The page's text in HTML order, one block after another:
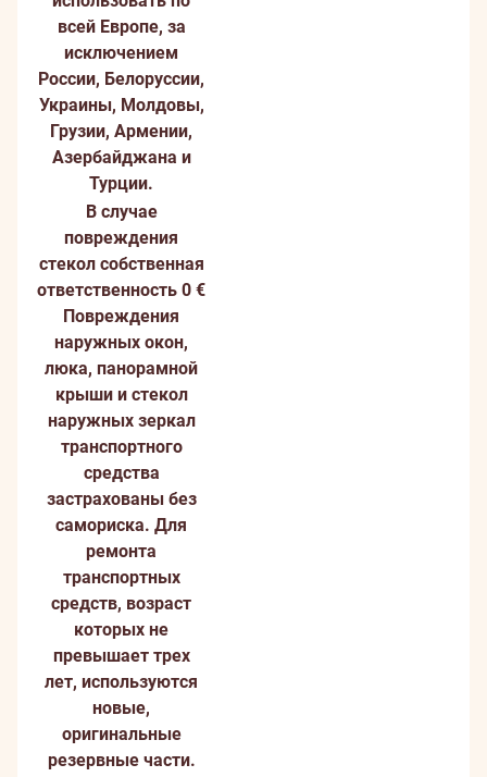
всей Европе, за
исключением
России, Белоруссии,
Украины, Молдовы,
Грузии, Армении,
Азербайджана и
Турции.
B случае
повреждения
стекол cобственная
ответственность 0 €
Повреждения
наружных окон,
люка, панорамной
крыши и стекол
наружных зеркал
транспортного
средства
застрахованы без
самориска. Для
ремонта
транспортных
средств, возраст
которых не
превышает трех
лет, используются
новые,
оригинальные
резервные части.